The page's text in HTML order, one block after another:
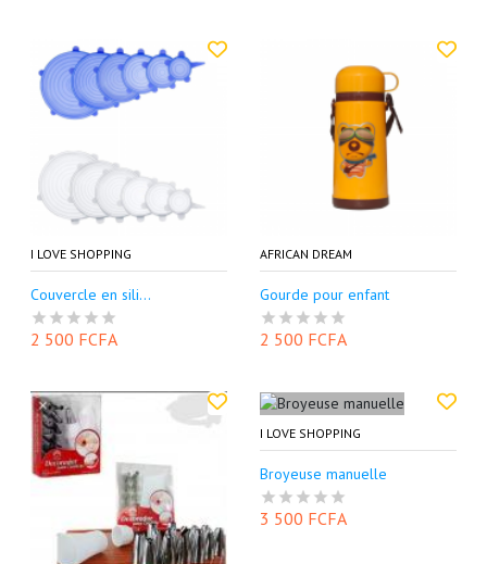
I LOVE SHOPPING
Couvercle en sili...
2 500 FCFA
AFRICAN DREAM
Gourde pour enfant
2 500 FCFA
I LOVE SHOPPING
Broyeuse manuelle
3 500 FCFA